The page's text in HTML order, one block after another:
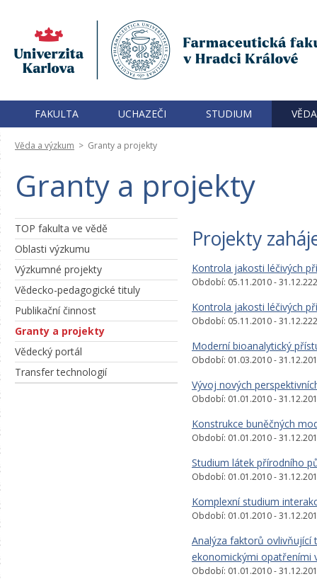
FAKULTA UCHAZEČI STUDIUM
Věda a výzkum > Granty a projekty
Granty a projekty
TOP fakulta ve vědě
Oblasti výzkumu
Výzkumné projekty
Vědecko-pedagogické tituly
Publikační činnost
Granty a projekty
Vědecký portál
Transfer technologií
Projekty
Kontrola jakosti léčivých
Období: 05.11.2010 -
Kontrola jakosti léčivých
Období: 05.11.2010 -
Moderní bioanalytický
Období: 01.03.2010 -
Vývoj nových
Období: 01.01.2010 -
Konstrukce buněčných
Období: 01.01.2010 -
Studium látek přírodního
Období: 01.01.2010 -
Komplexní studium
Období: 01.01.2010 -
Analýza faktorů ovlivňující
ekonomickými opatřeními
Období: 01.01.2010 -